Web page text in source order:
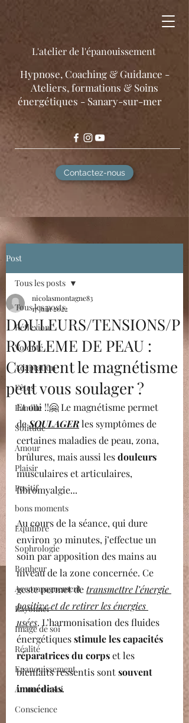
​Hypnose, Coaching & Guidance -
Ateliers, formations & Soins
énergétiques - Sanary-sur-mer
Contactez-nous
L'atelier de l'épanouissement
Post
Tous les posts
Réflexion
Volonté
Adaptation
Fêtes
Famille
Solitude
Amour
Plaisir
Positif
bons moments
Equilibre
Sophrologie
Bonheur
Accompagnement
Rayonner
Image de soi
Réalité
Epanouissement
Amour de soi
Conscience
Tous les posts
DOULEURS/TENSIONS/P
ROBLEME DE PEAU :
Comment le magnétisme
peut vous soulager ?
nicolasmontagne83
17 juin 2022
Et oui !!🤗 Le magnétisme permet
de SOULAGER les symptômes de
certaines maladies de peau, zona,
brûlures, mais aussi les douleurs
musculaires et articulaires,
fibromyalgie...
Au cours de la séance, qui dure
environ 30 minutes, j’effectue un
soin par apposition des mains au
niveau de la zone concernée. Ce
geste permet de transmettre l’énergie
positive et de retirer les énergies
usées. L’harmonisation des fluides
énergétiques stimule les capacités
réparatrices du corps et les
bienfaits ressentis sont souvent
immédiats.